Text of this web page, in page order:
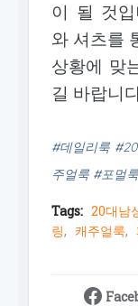
이 될 것
와 셔츠를
상황에 맞
길 바랍니
#데일리룩
주얼룩 #포멀
Tags: 20대남
링
캐주얼룩